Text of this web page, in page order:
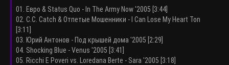
01. Евро & Status Quo - In The Army Now '2005 [3:44]
02. C.C. Catch & Отпетые Мошенники - I Can Lose My Heart Ton
[3:11]
03. Юрий Антонов - Под крышей дома '2005 [2:29]
04. Shocking Blue - Venus '2005 [3:41]
05. Ricchi E Poveri vs. Loredana Berte - Sara '2005 [3:18]